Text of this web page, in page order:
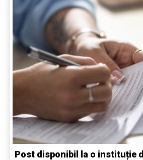
Post disponibil la o instituție